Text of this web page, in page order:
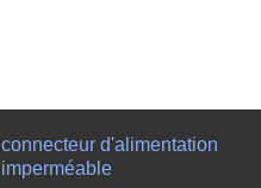
connecteur d'alimentation
imperméable